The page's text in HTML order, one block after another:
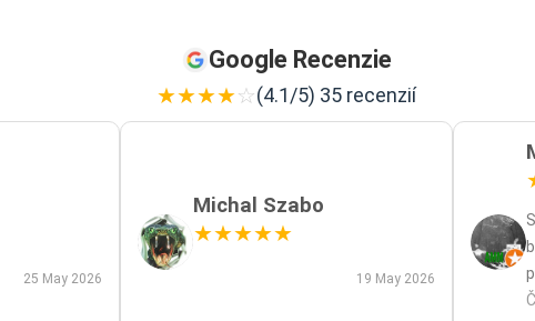
Google Recenzie
★★★★☆(4.1/5) 35 recenzií
25 May 2026
Michal Szabo
★★★★★
19 May 2026